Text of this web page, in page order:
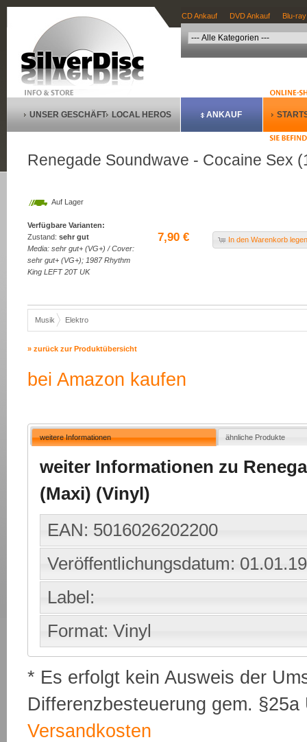
CD Ankauf DVD Ankauf Blu-
UNSER GESCHÄFT LOCAL HEROS ANKAUF
Renegade Soundwave - Cocaine Sex
Auf Lager
Verfügbare Varianten:
Zustand: sehr gut
Media: sehr gut+ (VG+) / Cover:
sehr gut+ (VG+); 1987 Rhythm
King LEFT 20T UK
7,90 € In den Warenkorb
Musik Elektro
» zurück zur Produktübersicht
bei Amazon kaufen
weitere Informationen ähnliche Produkte
weiter Informationen zu
(Maxi) (Vinyl)
EAN: 5016026202200
Veröffentlichungsdatum:
Label:
Format: Vinyl
* Es erfolgt kein Ausweis der
Differenzbesteuerung gem.
Versandkosten